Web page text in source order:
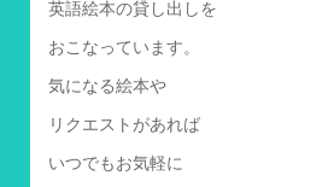
英語絵本の貸し出しを
おこなっています。
気になる絵本や
リクエストがあれば
いつでもお気軽に